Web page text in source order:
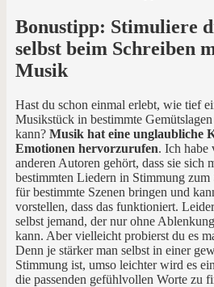
Bonustipp: Stimuliere
selbst beim Schreiben
Musik
Hast du schon einmal erlebt, wie tief
Musikstück in bestimmte Gemütslagen
kann? Musik hat eine unglaubliche
Emotionen hervorzurufen. Ich habe
anderen Autoren gehört, dass sie sich
bestimmten Liedern in Stimmung zum
für bestimmte Szenen bringen und
vorstellen, dass das funktioniert.
selbst jemand, der nur ohne
kann. Aber vielleicht probierst du es
Denn je stärker man selbst in einer
Stimmung ist, umso leichter wird es
die passenden gefühlvollen Worte zu